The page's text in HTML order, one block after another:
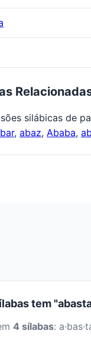
silábicas de
, abaz, Ababa,
tem
4 sílabas: